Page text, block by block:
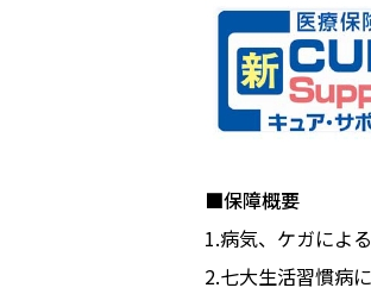
■保障概要
1.病気、ケガによ
2.七大生活習慣病